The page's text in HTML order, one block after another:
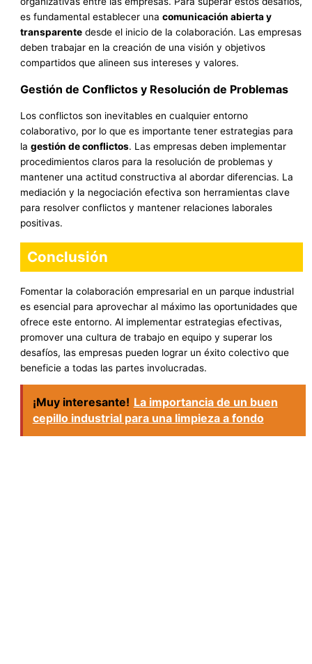
es fundamental establecer unacomunicación abierta y
transparente desde el inicio de la colaboración. Las empresas
deben trabajar en la creación de una visión y objetivos
compartidos que alineen sus intereses y valores.
Gestión de Conflictos y Resolución de Problemas
Los conflictos son inevitables en cualquier entorno
colaborativo, por lo que es importante tener estrategias para
lagestión de conflictos. Las empresas deben implementar
procedimientos claros para la resolución de problemas y
mantener una actitud constructiva al abordar diferencias. La
mediación y la negociación efectiva son herramientas clave
para resolver conflictos y mantener relaciones laborales
positivas.
Conclusión
Fomentar la colaboración empresarial en un parque industrial
es esencial para aprovechar al máximo las oportunidades que
ofrece este entorno. Al implementar estrategias efectivas,
promover una cultura de trabajo en equipo y superar los
desafíos, las empresas pueden lograr un éxito colectivo que
beneficie a todas las partes involucradas.
¡Muy interesante! La importancia de un buen
cepillo industrial para una limpieza a fondo